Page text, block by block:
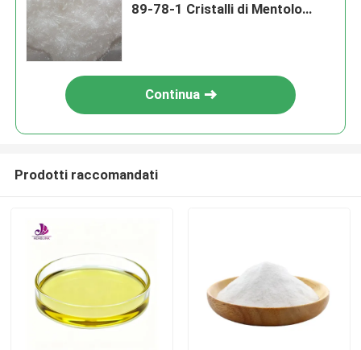
89-78-1 Cristalli di Mentolo
Continua
Prodotti raccomandati